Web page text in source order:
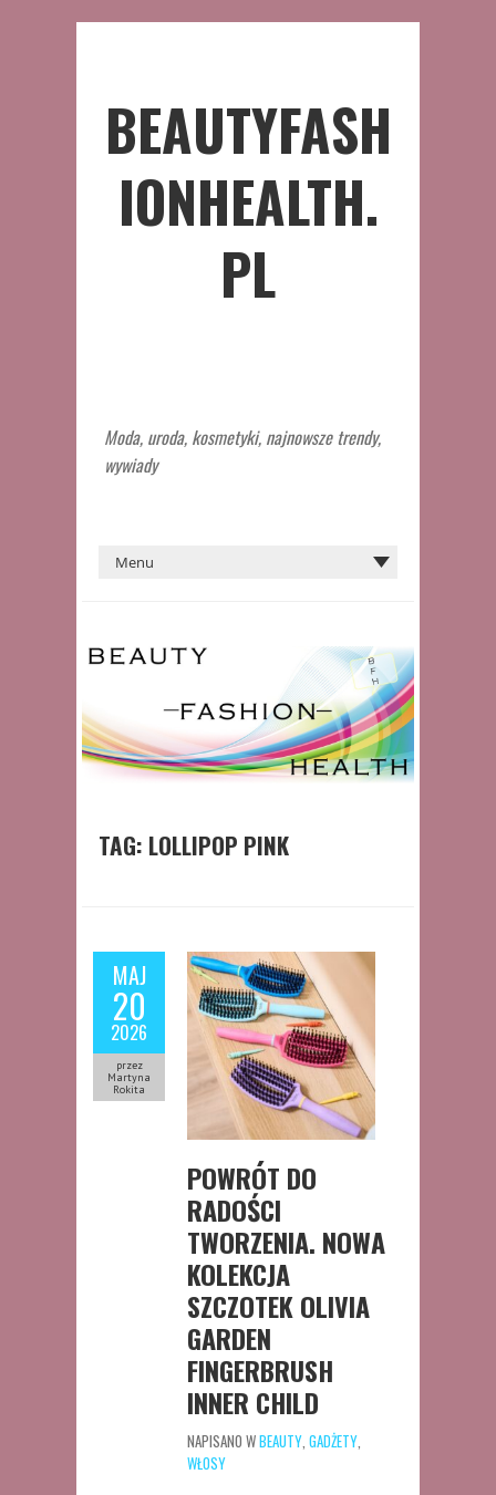
BEAUTYFASH
IONHEALTH.
PL
Moda, uroda, kosmetyki, najnowsze trendy,
wywiady
TAG: LOLLIPOP PINK
MAJ
20
2026
przez
Martyna
Rokita
POWRÓT DO
RADOŚCI
TWORZENIA. NOWA
KOLEKCJA
SZCZOTEK OLIVIA
GARDEN
FINGERBRUSH
INNER CHILD
NAPISANO WBEAUTY GADŻETY
WŁOSY